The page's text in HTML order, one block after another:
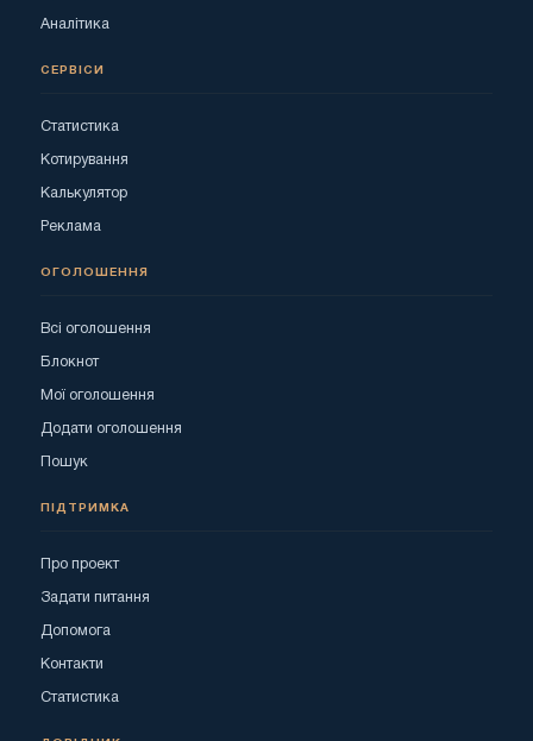
Аналітика
СЕРВІСИ
Статистика
Котирування
Калькулятор
Реклама
ОГОЛОШЕННЯ
Всі оголошення
Блокнот
Мої оголошення
Додати оголошення
Пошук
ПІДТРИМКА
Про проект
Задати питання
Допомога
Контакти
Статистика